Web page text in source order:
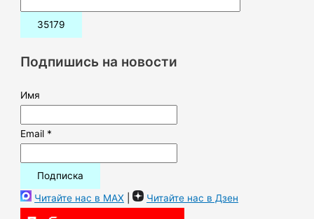
и
:Подпишись на новости
Имя
Email *
Читайте нас в MAX | Читайте нас в Дзен